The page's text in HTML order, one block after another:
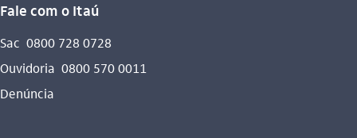
Fale com o Itaú
Sac 0800 728 0728
Ouvidoria 0800 570 0011
Denúncia